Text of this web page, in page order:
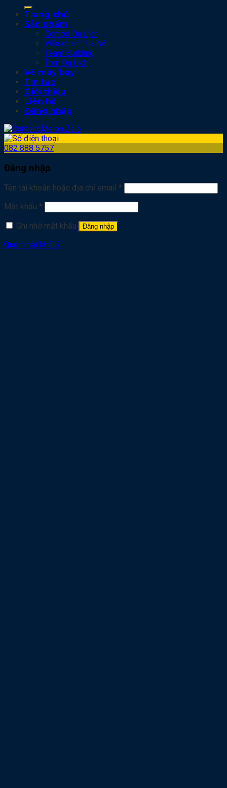
Trang chủ
Sản phẩm
Combo Du Lịch
Villa quanh Hà Nội
Team Building
Tour Du Lịch
Vé máy bay
Tin tức
Giới thiệu
Liên hệ
Đăng nhập
082 888 5757
Đăng nhập
Tên tài khoản hoặc địa chỉ email *
Mật khẩu *
Ghi nhớ mật khẩu
Đăng nhập
Quên mật khẩu?